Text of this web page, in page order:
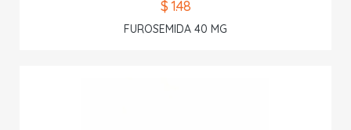
$ 1.48
FUROSEMIDA 40 MG